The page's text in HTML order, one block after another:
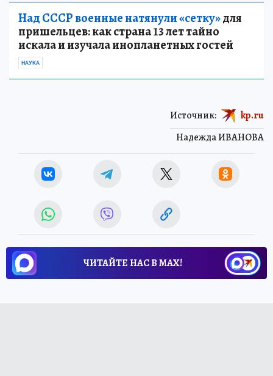
Над СССР военные натянули «сетку»для
пришельцев: как страна 13 лет тайно
искала и изучала инопланетных гостей
НАУКА
Надежда ИВАНОВА
Источник: kp.ru
ЧИТАЙТЕ НАС В МАХ!